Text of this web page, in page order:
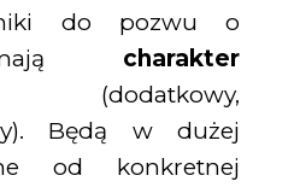
do pozwu o
charakter
Będą w dużej
od konkretnej